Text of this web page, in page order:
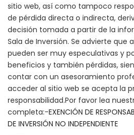
sitio web, así como tampoco
de pérdida directa o indirecta,
decisión tomada a partir de la
Sala de Inversión. Se advierte que
pueden ser muy especulativas y
beneficios y también pérdidas,
contar con un asesoramiento
acceder al sitio web se acepta la
responsabilidad.Por favor lea
completa:-EXENCIÓN DE
DE INVERSIÓN NO INDEPENDIENTE